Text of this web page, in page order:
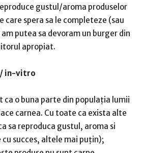
gustul/aroma produselor
care spera sa le completeze (sau
putea sa devoram un burger din
apropiat.
in-vitro
ca o buna parte din populația lumii
carnea. Cu toate ca exista alte
sa reproduca gustul, aroma si
succes, altele mai puțin);